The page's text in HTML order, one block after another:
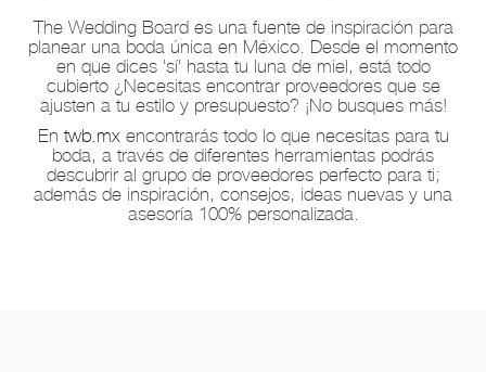
The Wedding Board es una fuente de inspiración para
planear una boda única en México. Desde el momento
en que dices 'sí' hasta tu luna de miel, está todo
cubierto ¿Necesitas encontrar proveedores que se
ajusten a tu estilo y presupuesto? ¡No busques más!
En twb.mxencontrarás todo lo que necesitas para tu
boda, a través de diferentes herramientas podrás
descubrir al grupo de proveedores perfecto para ti;
además de inspiración, consejos, ideas nuevas y una
asesoría 100% personalizada.